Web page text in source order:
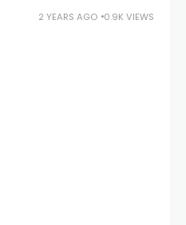
2 YEARS AGO 0.9K VIEWS